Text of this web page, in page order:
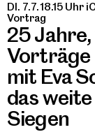
DI. 7.7. 18.15 Uhr
Vortrag
25 Jahre,
Vorträge
mit Eva
das
Siegen